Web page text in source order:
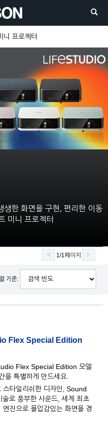
니 프로젝터
한 화면을 구현, 편리한 이동
미니 프로젝터
1/1페이지
기준:
Flex Special Edition
Flex Special Edition 모델
을 특별하게 만드세요.
스타일리쉬한 디자인, Sound
로 풍부한 사운드, 세계 최초
엔진으로 몰입감있는 화면을 경